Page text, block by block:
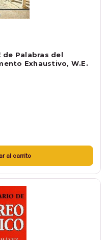
de Palabras del
Exhaustivo, W.E.
al carrito